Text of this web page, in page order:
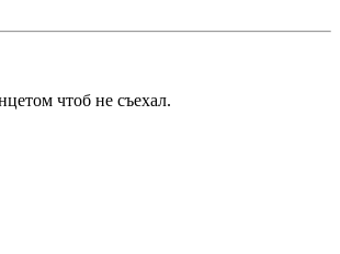
чтоб не съехал.